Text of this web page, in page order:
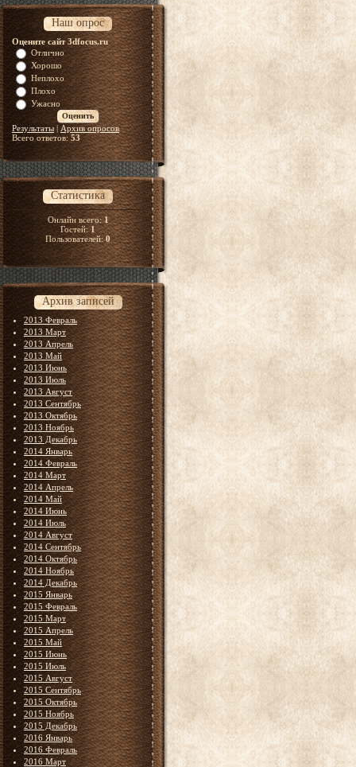
Наш опрос
Оцените сайт 3dfocus.ru
Отлично
Хорошо
Неплохо
Плохо
Ужасно
Результаты| Архив опросов
Всего ответов:53
Статистика
Онлайн всего:1
Гостей:1
Пользователей:0
Архив записей
2013 Февраль
2013 Март
2013 Апрель
2013 Май
2013 Июнь
2013 Июль
2013 Август
2013 Сентябрь
2013 Октябрь
2013 Ноябрь
2013 Декабрь
2014 Январь
2014 Февраль
2014 Март
2014 Апрель
2014 Май
2014 Июнь
2014 Июль
2014 Август
2014 Сентябрь
2014 Октябрь
2014 Ноябрь
2014 Декабрь
2015 Январь
2015 Февраль
2015 Март
2015 Апрель
2015 Май
2015 Июнь
2015 Июль
2015 Август
2015 Сентябрь
2015 Октябрь
2015 Ноябрь
2015 Декабрь
2016 Январь
2016 Февраль
2016 Март